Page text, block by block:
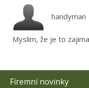
handyman
Myslim, že je to
Firemní novinky